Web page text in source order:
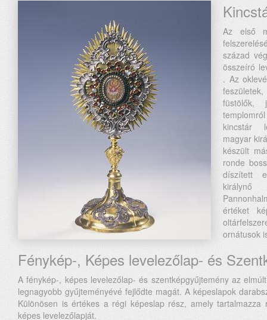
Az első
század
összeíró
. Az
füstölők,
kincstár
magyar
készült
ronde
díszített
királynő
értéket
ornátusok
Fénykép-, Képes levelezőlap- és
A fénykép-, képes levelezőlap- és szentképgyűjtemény az
legnagyobb gyűjteményévé fejlődte magát. A képeslapok
Különösen is értékes a régi képeslap rész, amely tartalmazza
képes levelezőlapját.